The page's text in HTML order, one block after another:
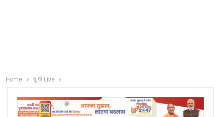
Home यू पी Live